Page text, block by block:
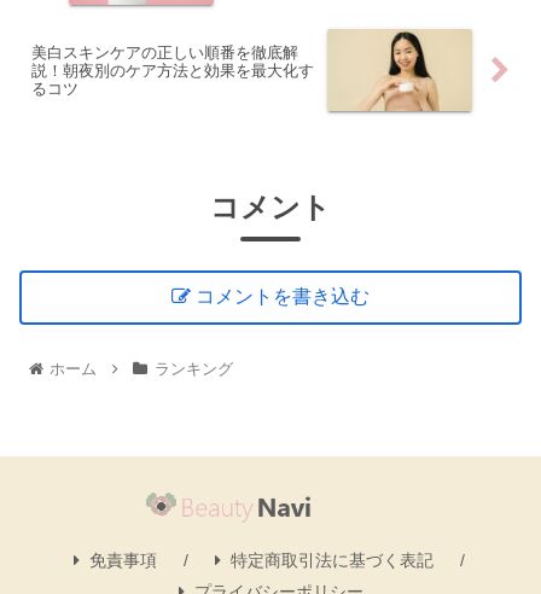
美白スキンケアの正しい順番を徹底解
説！朝夜別のケア方法と効果を最大化す
るコツ
コメント
コメントを書き込む
ホーム ランキング
免責事項
特定商取引法に基づく表記